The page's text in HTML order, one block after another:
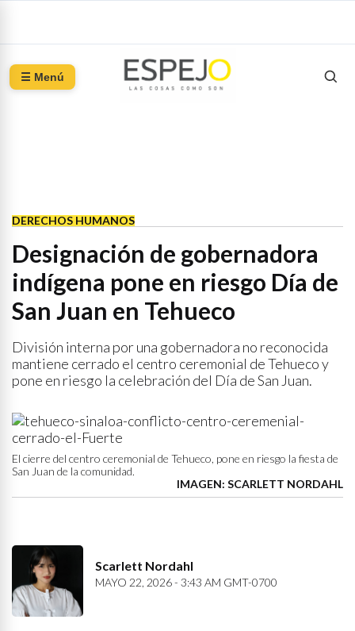
☰ Menú
DERECHOS HUMANOS
Designación de gobernadora
indígena pone en riesgo Día de
San Juan en Tehueco
División interna por una gobernadora no reconocida
mantiene cerrado el centro ceremonial de Tehueco y
pone en riesgo la celebración del Día de San Juan.
El cierre del centro ceremonial de Tehueco, pone en riesgo la fiesta de
San Juan de la comunidad.
IMAGEN: SCARLETT NORDAHL
Scarlett Nordahl
MAYO 22, 2026 - 3:43 AM GMT-0700